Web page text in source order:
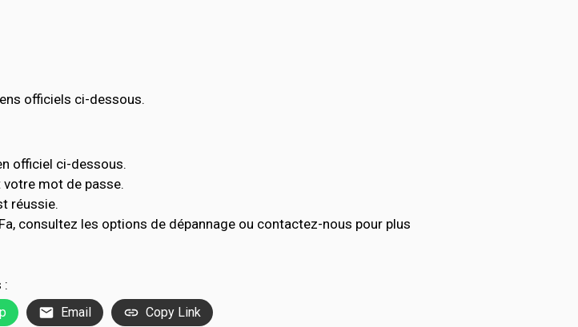
officiels ci-dessous.
officiel ci-dessous.
mot de passe.
réussie.
consultez les options de dépannage ou contactez-nous pour plus
:
Email Copy Link